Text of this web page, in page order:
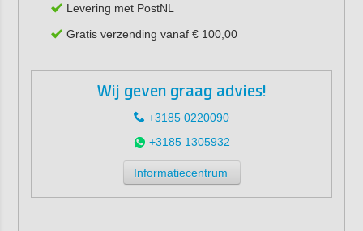
Levering met PostNL
Gratis verzending vanaf € 100,00
Wij geven graag advies!
+3185 0220090
+3185 1305932
Informatiecentrum